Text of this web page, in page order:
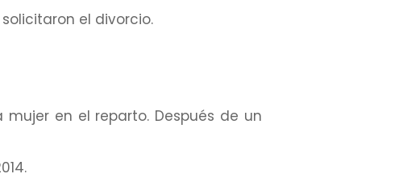
el divorcio.
en el reparto. Después de un